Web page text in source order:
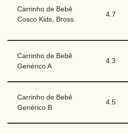
Carrinho de Bebê
Cosco Kids, Bross
4.7
Carrinho de Bebê
Genérico A
4.3
Carrinho de Bebê
Genérico B
4.5